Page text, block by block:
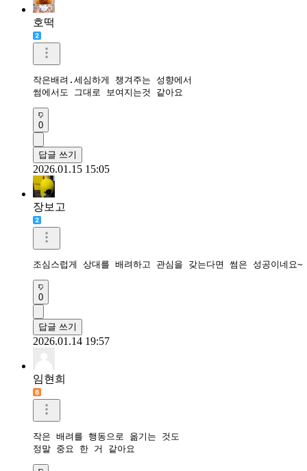
호떡
작은배려.세심하게 챙겨주는 성향에서
썸에서도 그대로 보여지는것 같아요
0
답글 쓰기
2026.01.15 15:05
장보고
조심스럽게 상대를 배려하고 관심을 갖는다면 썸은 성공이네요~
0
답글 쓰기
2026.01.14 19:57
임현희
작은 배려를 행동으로 옮기는 것도
정말 중요 한 거 같아요